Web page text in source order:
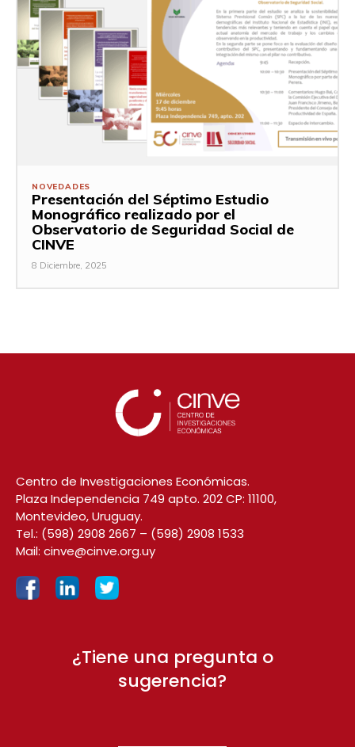
NOVEDADES
Presentación del Séptimo Estudio
Monográfico realizado por el
Observatorio de Seguridad Social de
CINVE
8 Diciembre, 2025
Centro de Investigaciones Económicas.
Plaza Independencia 749 apto. 202 CP: 11100,
Montevideo, Uruguay.
Tel.: (598) 2908 2667 – (598) 2908 1533
Mail: cinve@cinve.org.uy
¿Tiene una pregunta o
sugerencia?